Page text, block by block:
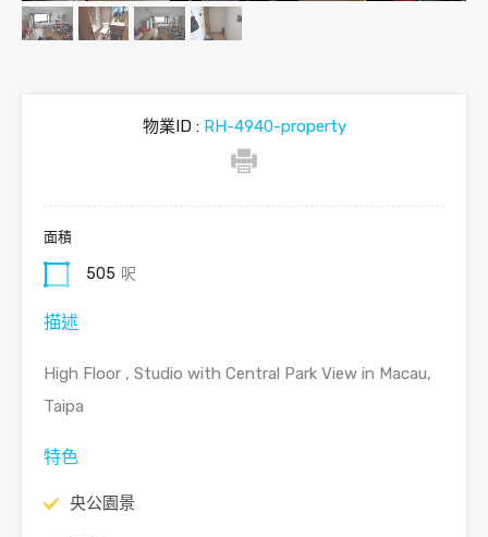
物業ID :RH-4940-property
面積
505 呎
描述
High Floor , Studio with Central Park View in Macau,
Taipa
特色
央公園景